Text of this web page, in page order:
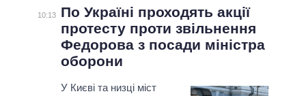
10:13
По Україні проходять акції
протесту проти звільнення
Федорова з посади міністра
оборони
У Києві та низці міст